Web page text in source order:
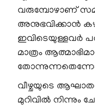
വരുമ്പോഴാണ്
അനുഭവിക്കാൻ
ഇവിടെയുള്ളവർ
മാത്രം
വീഴ്ചയുടെ
മുറിവിൽ നിന്നും